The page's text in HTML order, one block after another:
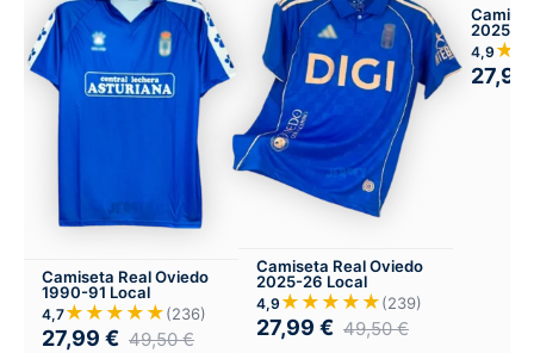
Camiseta Real Oviedo
1990-91 Local
4,7★★★★★(236)
27,99 € 49,50€
Camiseta Real Oviedo
2025-26 Local
4,9 ★★★★★(239)
27,99 € 49,50€
2025-
Infantil
4,9
27,99